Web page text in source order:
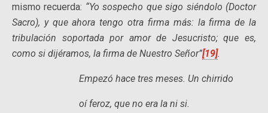
mismo recuerda: “Yo sospecho que sigo siéndolo (Doctor
Sacro), y que ahora tengo otra firma más: la firma de la
tribulación soportada por amor de Jesucristo; que es,
como si dijéramos, la firma de Nuestro Señor”[19].
Empezó hace tres meses. Un chirrido
oí feroz, que no era la ni si.